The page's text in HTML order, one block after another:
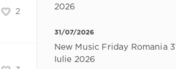
2
2026
31/07/2026
New Music Friday Romania 31
Iulie 2026